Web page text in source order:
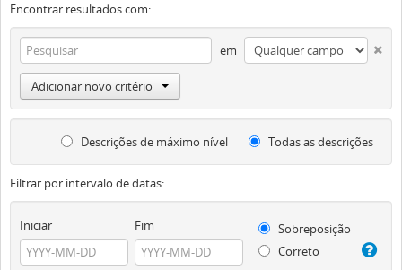
Encontrar resultados com:
em
Adicionar novo critério
Descrições de máximo nível Todas as descrições
Filtrar por intervalo de datas:
Iniciar Fim
Sobreposição
Correto